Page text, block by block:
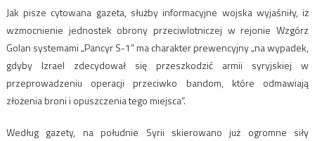
Jak pisze cytowana gazeta, służby informacyjne wojska wyjaśniły, iż
wzmocnienie jednostek obrony przeciwlotniczej w rejonie Wzgórz
Golan systemami „Pancyr S-1” ma charakter prewencyjny „na wypadek,
gdyby Izrael zdecydował się przeszkodzić armii syryjskiej w
przeprowadzeniu operacji przeciwko bandom, które odmawiają
złożenia broni i opuszczenia tego miejsca”.
Według gazety, na południe Syrii skierowano już ogromne siły